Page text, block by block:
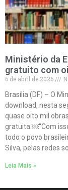
Ministério da
gratuito com
6 de abril de 2026
Brasília (DF) – O
download, nesta
quase oito mil
gratuita.￼“Com
todo o povo
Silva, pelas redes
Leia Mais »